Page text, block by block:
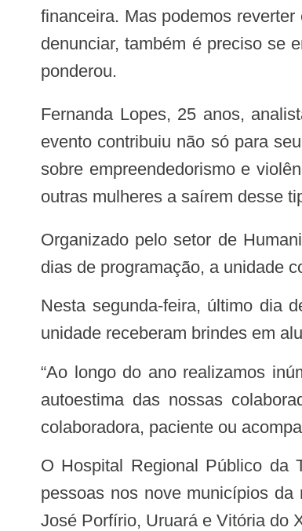
financeira. Mas podemos
denunciar, também é preciso se
ponderou.
Fernanda Lopes, 25 anos,
evento contribuiu não só para
sobre empreendedorismo e
outras mulheres a saírem desse
Organizado pelo setor de Humanização em parceria com o Núcleo de Educação Permanente (NEP) e Psicologia, durante os
dias de programação, a unidade
Nesta segunda-feira, último dia de ação, pacientes, acompanhantes e mulheres que aguardavam consulta no ambulatório da
unidade receberam brindes em
“Ao longo do ano realizamos inúmeras ações no cotidiano do trabalho para trazer informações e contribuir com o resgate da
autoestima das nossas
colaboradora, paciente ou
O Hospital Regional Público da Transamazônica atende mais de 20 especialidades, sendo referência para mais de 500 mil
pessoas nos nove municípios
José Porfírio, Uruará e Vitória do